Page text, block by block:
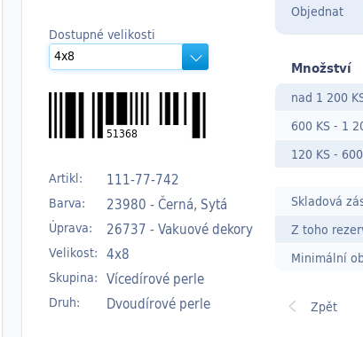
Dostupné velikosti
51368
Artikl: 111-77-742
Barva: 23980 - Černá, Sytá
Úprava: 26737 - Vakuové dekory
Velikost: 4x8
Skupina: Vícedírové perle
Druh: Dvoudírové perle
Objednat
Množství
nad 1 200
600 KS- 1
120 KS- 600
Skladová
Z toho
Minimální